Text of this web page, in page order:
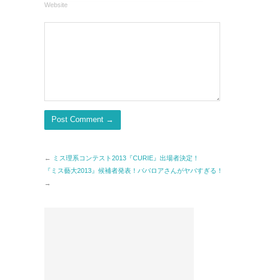
Website
←
ミス理系コンテスト2013『CURIE』出場者決定！
『ミス藝大2013』候補者発表！ババロアさんがヤバすぎる！
→